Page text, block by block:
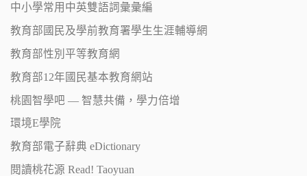
中小學常用中英雙語詞彙彙編
教育部國民及學前教育署學生生涯輔導網
教育部性別平等教育網
教育部12年國民基本教育網站
桃園智學吧 — 智慧共備，學力倍增
環境E學院
教育部電子辭典 eDictionary
閱讀桃花源 Read! Taoyuan